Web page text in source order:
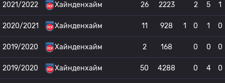
2021/2022 Хайнденхайм 26 2223 2 5 1
2020/2021 Хайнденхайм 11 928 1 0 1 0
2019/2020 Хайнденхайм 2 168 0 0 0
2019/2020 Хайнденхайм 50 4288 0 4 0